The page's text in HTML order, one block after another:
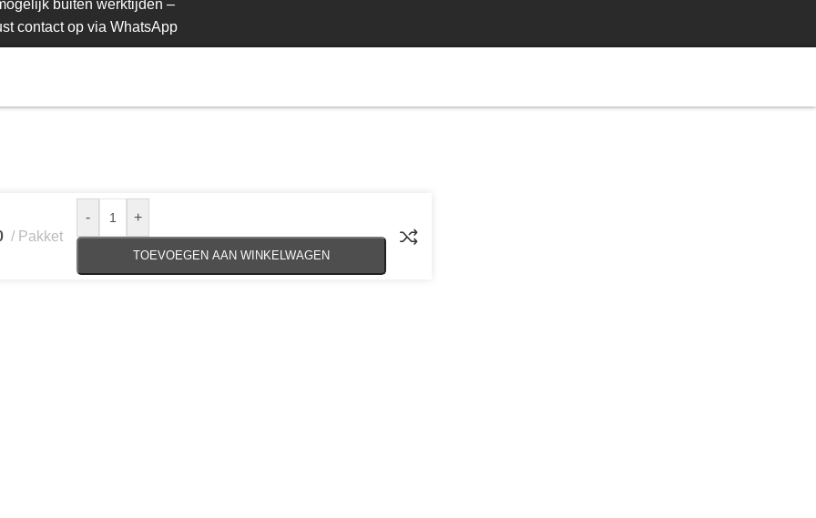
buiten werktijden –
contact op via WhatsApp
Pakket
- +
TOEVOEGEN AAN WINKELWAGEN